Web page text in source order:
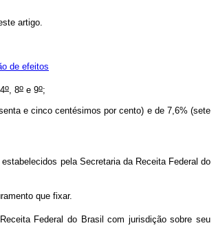
artigo.
de efeitos
o, 8o e 9o;
e cinco centésimos por cento) e de 7,6% (sete
pela Secretaria da Receita Federal do
que fixar.
Federal do Brasil com jurisdição sobre seu